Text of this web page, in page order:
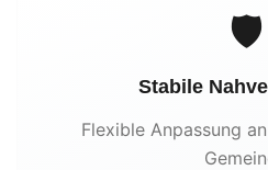
🛡️
Stabile
Flexible Anpassung